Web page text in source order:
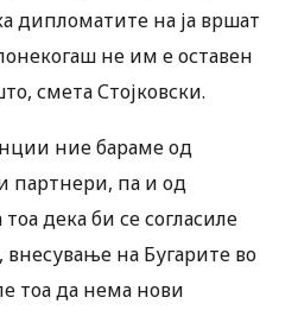
дипломатите на ја вршат
не им е оставен
смета Стојковски.
ние бараме од
партнери, па и од
дека би се согласиле
на Бугарите во
тоа да нема нови